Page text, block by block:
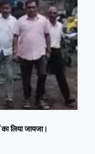
लिया जायजा।